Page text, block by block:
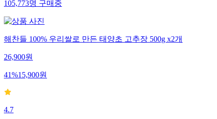
105,773명구매중
해찬들 100% 우리쌀로 만든 태양초 고추장 500g x2개
26,900원
41%15,900원
4.7